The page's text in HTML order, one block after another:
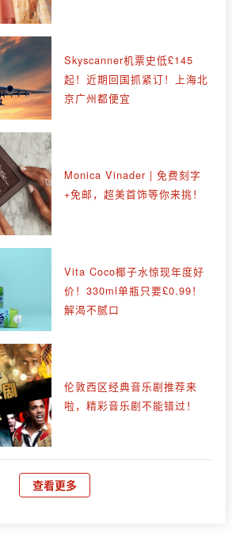
Skyscanner机票史低£145
起！近期回国抓紧订！上海北
京广州都便宜
Monica Vinader | 免费刻字
+免邮，超美首饰等你来挑！
Vita Coco椰子水惊现年度好
价！330ml单瓶只要£0.99！
解渴不腻口
伦敦西区经典音乐剧推荐来
啦，精彩音乐剧不能错过！
查看更多